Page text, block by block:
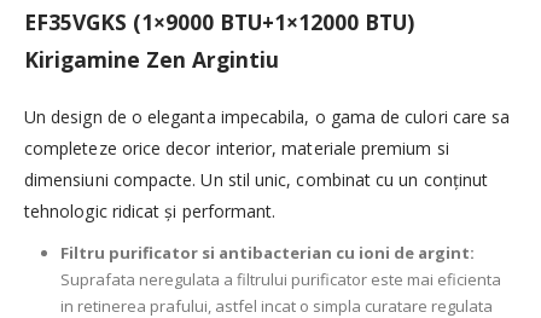
EF35VGKS (1×9000 BTU+1×12000 BTU)
Kirigamine Zen Argintiu
Un design de o eleganta impecabila, o gama de culori care sa
completeze orice decor interior, materiale premium si
dimensiuni compacte. Un stil unic, combinat cu un conținut
tehnologic ridicat şi performant.
Filtru purificator si antibacterian cu ioni de argint:
Suprafata neregulata a filtrului purificator este mai eficienta
in retinerea prafului, astfel incat o simpla curatare regulata